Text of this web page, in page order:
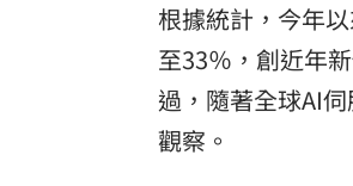
根據統計，今年
至33％，創近年
過，隨著全球AI
觀察。